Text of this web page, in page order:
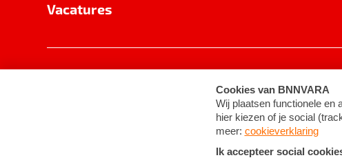
Vacatures
Cookie-instellingen Algemene